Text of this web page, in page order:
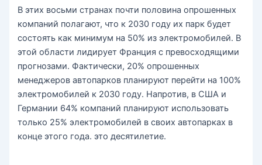
В этих восьми странах почти половина опрошенных
компаний полагают, что к 2030 году их парк будет
состоять как минимум на 50% из электромобилей. В
этой области лидирует Франция с превосходящими
прогнозами. Фактически, 20% опрошенных
менеджеров автопарков планируют перейти на 100%
электромобилей к 2030 году. Напротив, в США и
Германии 64% компаний планируют использовать
только 25% электромобилей в своих автопарках в
конце этого года. это десятилетие.